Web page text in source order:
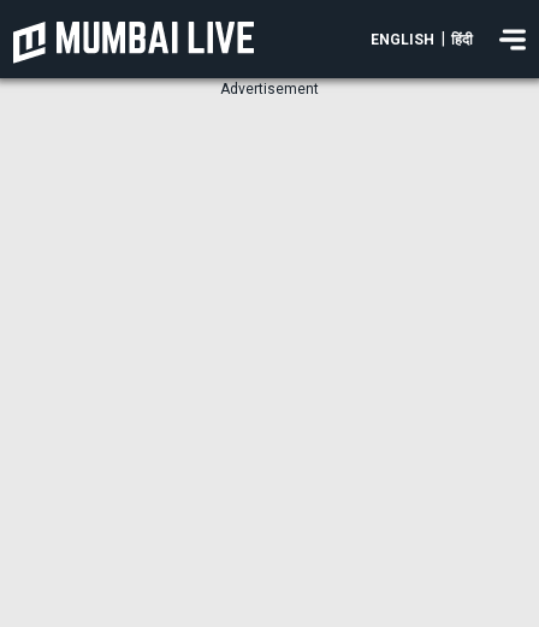
ENGLISH हिंदी
Advertisement